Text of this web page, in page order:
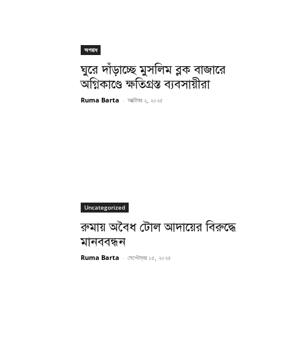
অপরাধ
ঘুরে দাঁড়াচ্ছে মুসলিম ব্লক বাজারে
অগ্নিকাণ্ডে ক্ষতিগ্রস্ত ব্যবসায়ীরা
Ruma Barta - অক্টোবর ২, ২০২৫
Uncategorized
রুমায় অবৈধ টোল আদায়ের বিরুদ্ধে
মানববন্ধন
Ruma Barta - সেপ্টেম্বর ১৫, ২০২৫